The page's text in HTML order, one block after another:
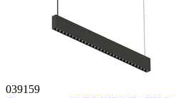
039159